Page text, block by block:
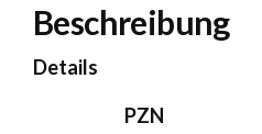
Beschreibung
Details
PZN